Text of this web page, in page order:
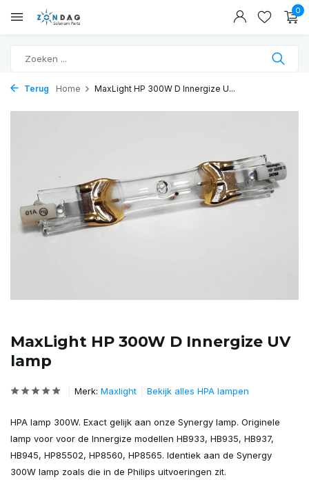
0
Terug Home MaxLight HP 300W D Innergize U...
MaxLight HP 300W D Innergize UV
lamp
Merk: Maxlight Bekijk alles HPA lampen
HPA lamp 300W. Exact gelijk aan onze Synergy lamp. Originele
lamp voor voor de Innergize modellen HB933, HB935, HB937,
HB945, HP85502, HP8560, HP8565. Identiek aan de Synergy
300W lamp zoals die in de Philips uitvoeringen zit.